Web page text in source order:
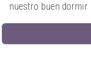
nuestro buen dormir